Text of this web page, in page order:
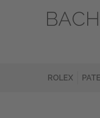
ROLEX